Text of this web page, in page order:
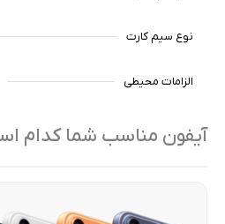
نوع سیم کارت
الزامات محیطی
آیفون مناسب شما کدام